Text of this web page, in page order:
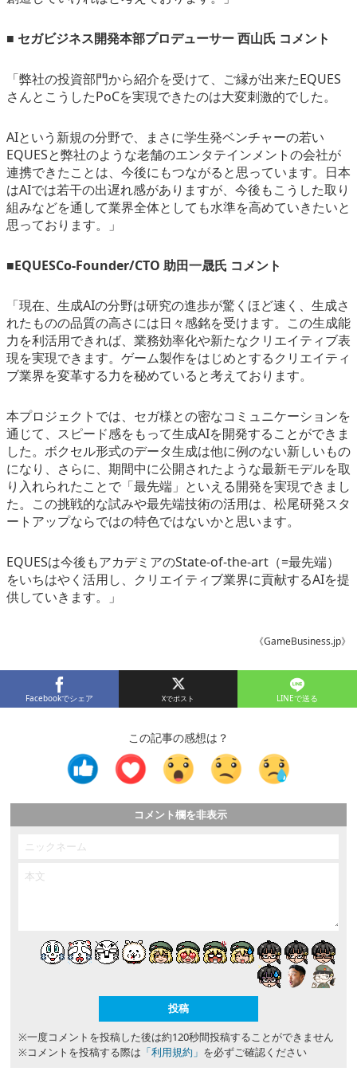
■ セガビジネス開発本部プロデューサー 西山氏 コメント
「弊社の投資部門から紹介を受けて、ご縁が出来たEQUES
さんとこうしたPoCを実現できたのは大変刺激的でした。
AIという新規の分野で、まさに学生発ベンチャーの若い
EQUESと弊社のような老舗のエンタテインメントの会社が
連携できたことは、今後にもつながると思っています。日本
はAIでは若干の出遅れ感がありますが、今後もこうした取り
組みなどを通して業界全体としても水準を高めていきたいと
思っております。」
■EQUESCo-Founder/CTO 助田一晟氏 コメント
「現在、生成AIの分野は研究の進歩が驚くほど速く、生成さ
れたものの品質の高さには日々感銘を受けます。この生成能
力を利活用できれば、業務効率化や新たなクリエイティブ表
現を実現できます。ゲーム製作をはじめとするクリエイティ
ブ業界を変革する力を秘めていると考えております。
本プロジェクトでは、セガ様との密なコミュニケーションを
通じて、スピード感をもって生成AIを開発することができま
した。ボクセル形式のデータ生成は他に例のない新しいもの
になり、さらに、期間中に公開されたような最新モデルを取
り入れられたことで「最先端」といえる開発を実現できまし
た。この挑戦的な試みや最先端技術の活用は、松尾研発スタ
ートアップならではの特色ではないかと思います。
EQUESは今後もアカデミアのState-of-the-art（=最先端）
をいちはやく活用し、クリエイティブ業界に貢献するAIを提
供していきます。」
《GameBusiness.jp》
Facebookでシェア LINEで送る
この記事の感想は？
コメント欄を非表示
※一度コメントを投稿した後は約120秒間投稿することができません
※コメントを投稿する際は 「利用規約」 を必ずご確認ください